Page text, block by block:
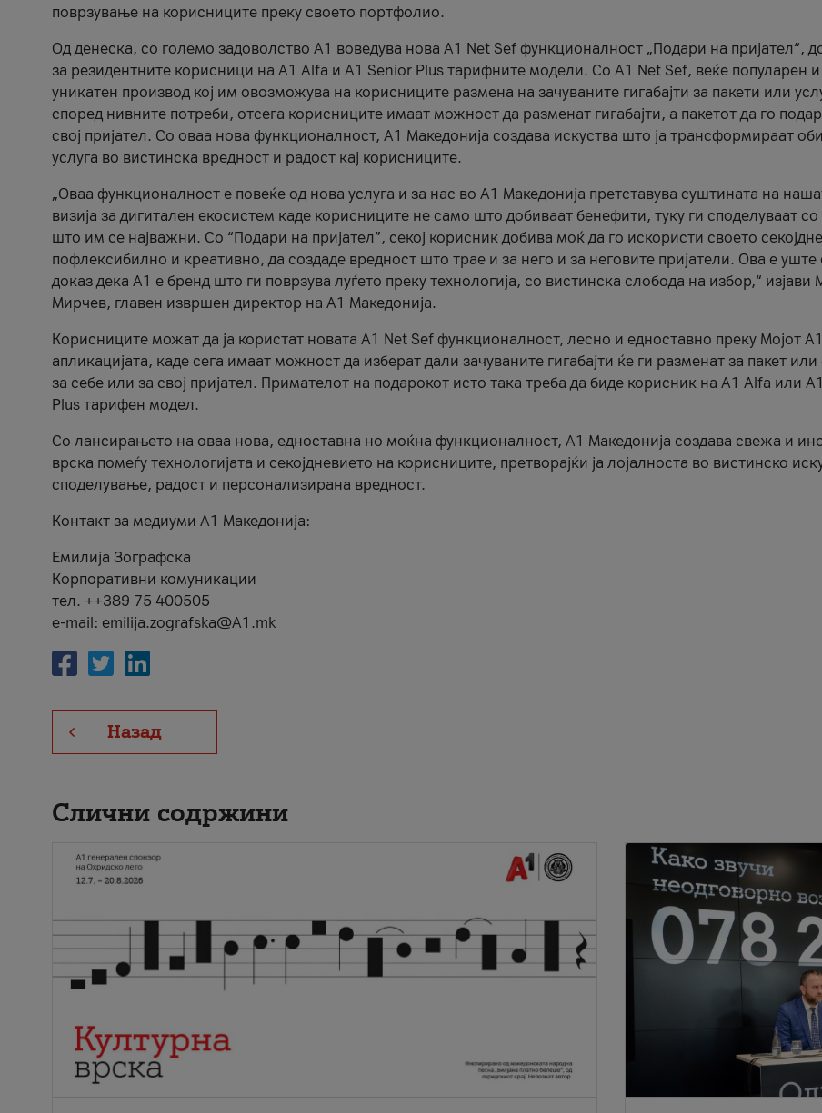
поврзување на корисниците преку своето портфолио.
Од денеска, со големо задоволство А1 воведува нова A1 Net Sef функционалност „Подари на пријател“,
за резидентните корисници на А1 Alfa и A1 Senior Plus тарифните модели. Со A1 Net Sef, веќе популарен и
уникатен производ кој им овозможува на корисниците размена на зачуваните гигабајти за пакети или
според нивните потреби, отсега корисниците имаат можност да разменат гигабајти, а пакетот да го
свој пријател. Со оваа нова функционалност, А1 Македонија создава искуства што ја трансформираат
услуга во вистинска вредност и радост кај корисниците.
„Оваа функционалност е повеќе од нова услуга и за нас во А1 Македонија претставува суштината на
визија за дигитален екосистем каде корисниците не само што добиваат бенефити, туку ги споделуваат
што им се најважни. Со “Подари на пријател”, секој корисник добива моќ да го искористи своето
пофлексибилно и креативно, да создаде вредност што трае и за него и за неговите пријатели. Ова е уште
доказ дека А1 е бренд што ги поврзува луѓето преку технологија, со вистинска слобода на избор,“ изјави
Мирчев, главен извршен директор на А1 Македонија.
Корисниците можат да ја користат новата А1 Net Sef функционалност, лесно и едноставно преку Мојот А1
апликацијата, каде сега имаат можност да изберат дали зачуваните гигабајти ќе ги разменат за пакет
за себе или за свој пријател. Примателот на подарокот исто така треба да биде корисник на А1 Alfa или
Plus тарифен модел.
Со лансирањето на оваа нова, едноставна но моќна функционалност, А1 Македонија создава свежа и
врска помеѓу технологијата и секојдневието на корисниците, претворајќи ја лојалноста во вистинско
споделување, радост и персонализирана вредност.
Контакт за медиуми А1 Македонија:
Емилија Зографска
Корпоративни комуникации
тел. ++389 75 400505
e-mail: emilija.zografska@A1.mk
Назад
Слични содржини